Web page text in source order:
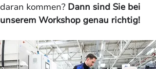
daran kommen? Dann sind Sie bei
unserem Workshop genau richtig!